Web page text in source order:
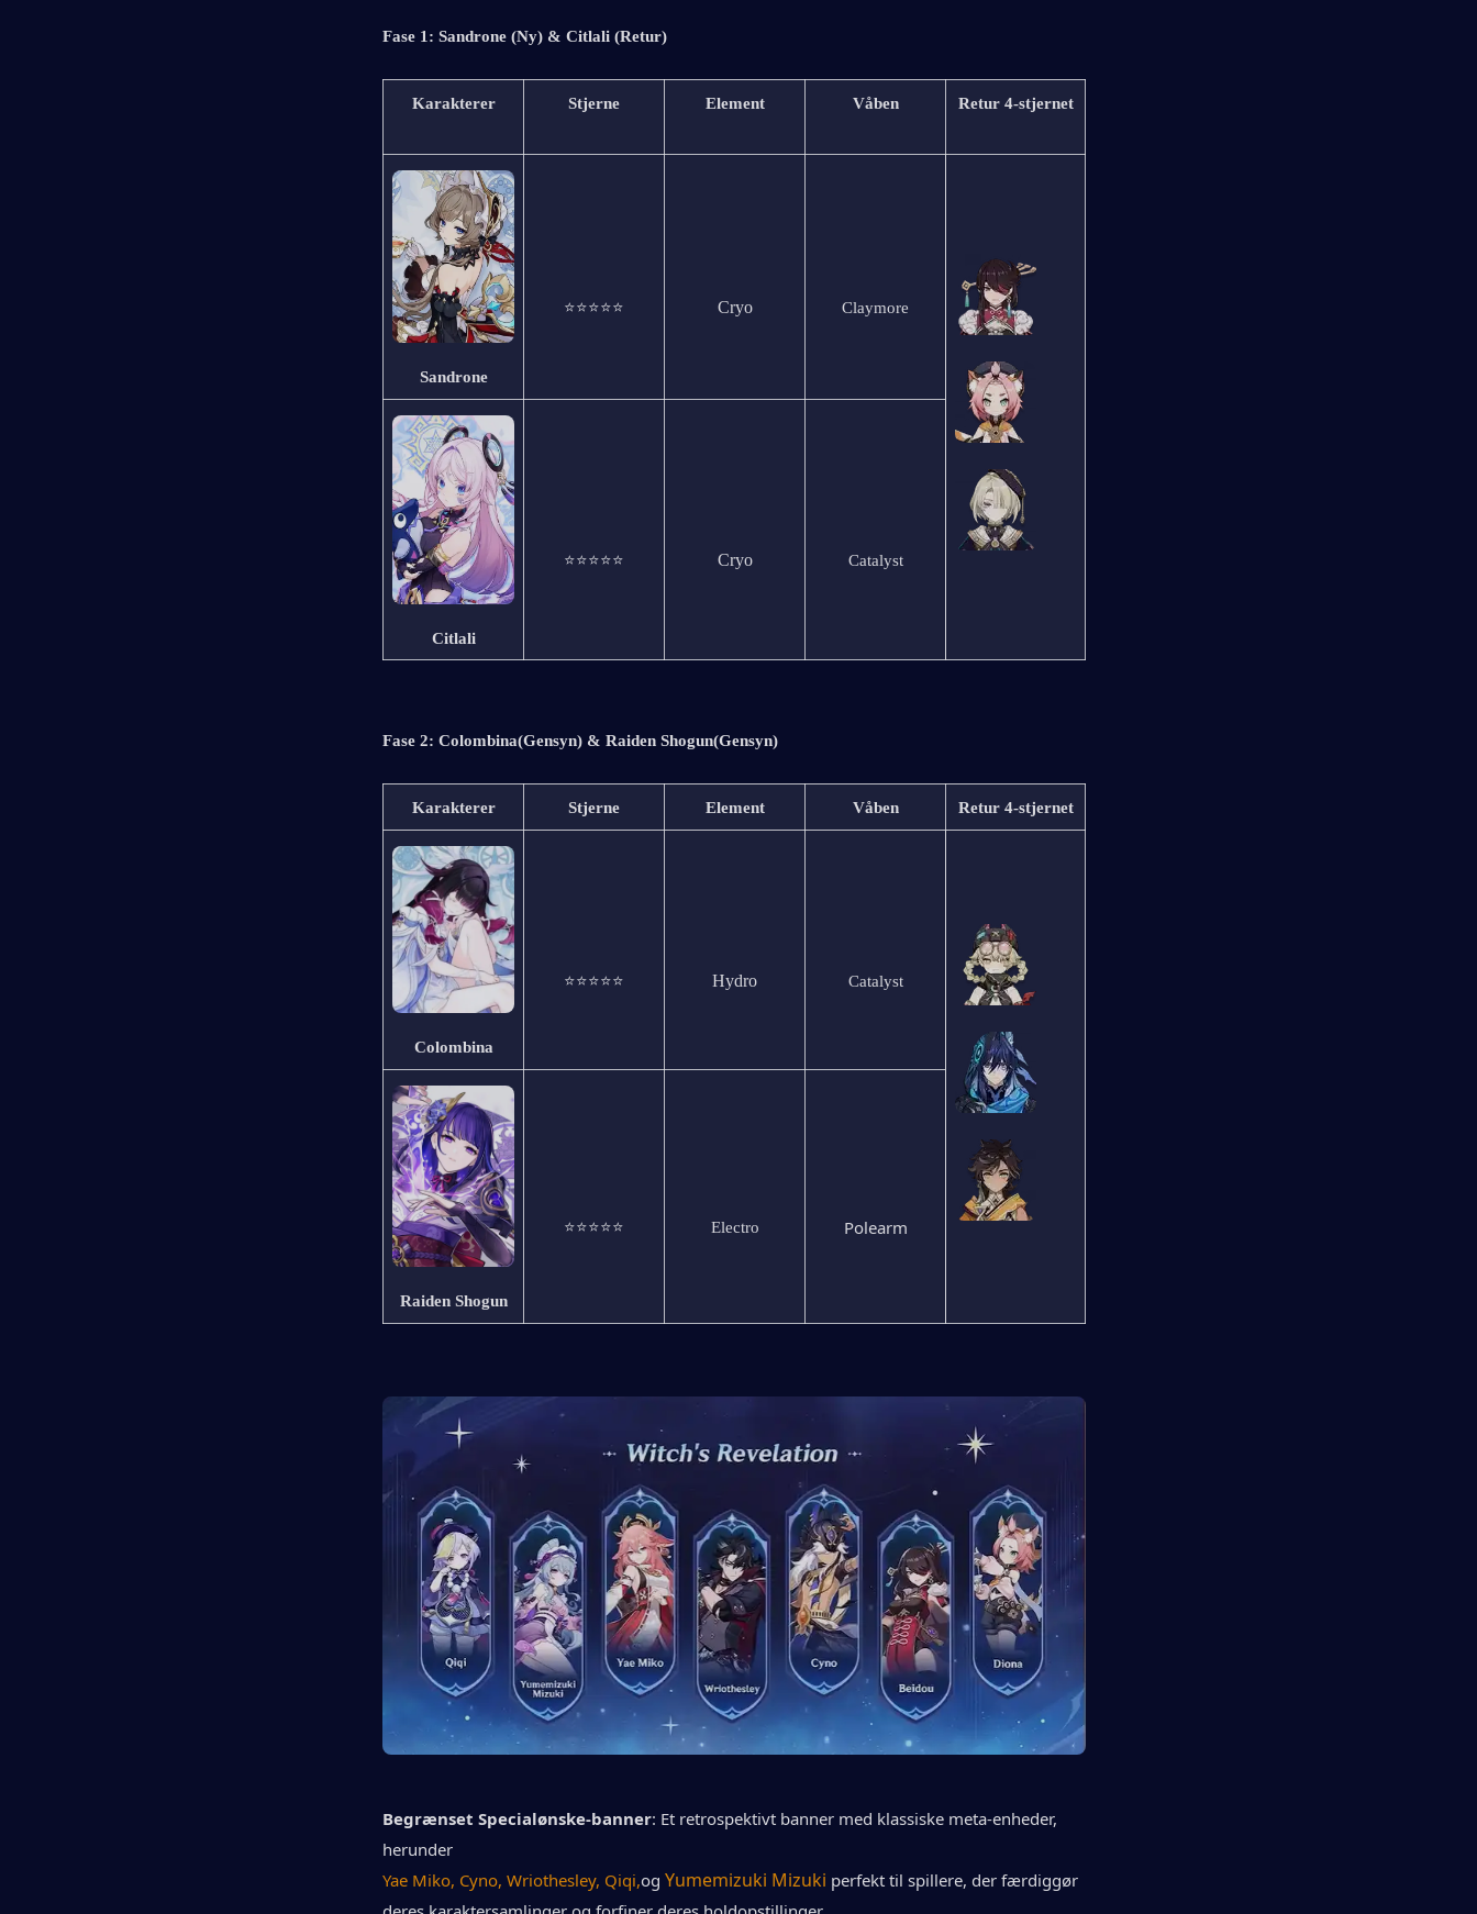
Fase 1: Sandrone (Ny) & Citlali (Retur)
Karakterer Stjerne Element Våben Retur 4-stjernet
Sandrone
⭐⭐⭐⭐⭐ Cryo Claymore
Citlali
⭐⭐⭐⭐⭐ Cryo Catalyst
Fase 2: Colombina(Gensyn) & Raiden Shogun(Gensyn)
Karakterer Stjerne Element Våben Retur 4-stjernet
Colombina
⭐⭐⭐⭐⭐ Hydro Catalyst
Raiden Shogun
⭐⭐⭐⭐⭐ Electro Polearm
Begrænset Specialønske-banner: Et retrospektivt banner med klassiske meta-enheder,
herunder
Yae Miko, Cyno, Wriothesley, Qiqi,og Yumemizuki Mizuki perfekt til spillere, der færdiggør